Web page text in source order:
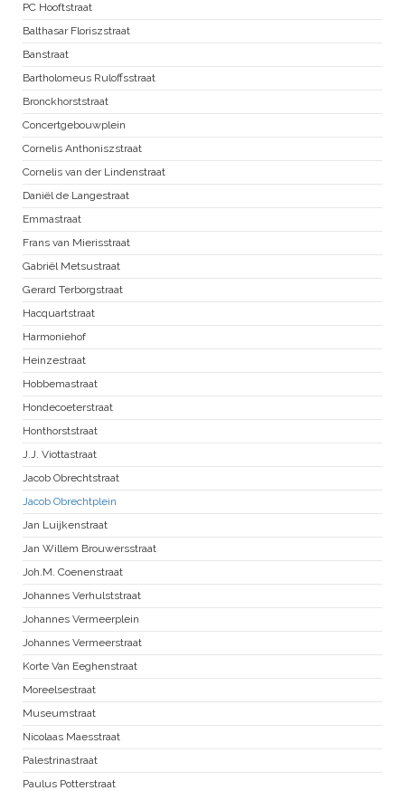
PC Hooftstraat
Balthasar Floriszstraat
Banstraat
Bartholomeus Ruloffsstraat
Bronckhorststraat
Concertgebouwplein
Cornelis Anthoniszstraat
Cornelis van der Lindenstraat
Daniël de Langestraat
Emmastraat
Frans van Mierisstraat
Gabriël Metsustraat
Gerard Terborgstraat
Hacquartstraat
Harmoniehof
Heinzestraat
Hobbemastraat
Hondecoeterstraat
Honthorststraat
J.J. Viottastraat
Jacob Obrechtstraat
Jacob Obrechtplein
Jan Luijkenstraat
Jan Willem Brouwersstraat
Joh.M. Coenenstraat
Johannes Verhulststraat
Johannes Vermeerplein
Johannes Vermeerstraat
Korte Van Eeghenstraat
Moreelsestraat
Museumstraat
Nicolaas Maesstraat
Palestrinastraat
Paulus Potterstraat